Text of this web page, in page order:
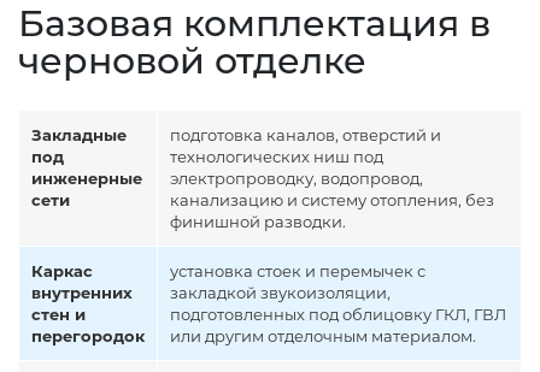
Базовая комплектация в
черновой отделке
Закладные
под
инженерные
сети
подготовка каналов, отверстий и
технологических ниш под
электропроводку, водопровод,
канализацию и систему отопления, без
финишной разводки.
Каркас
внутренних
стен и
перегородок
установка стоек и перемычек с
закладкой звукоизоляции,
подготовленных под облицовку ГКЛ, ГВЛ
или другим отделочным материалом.